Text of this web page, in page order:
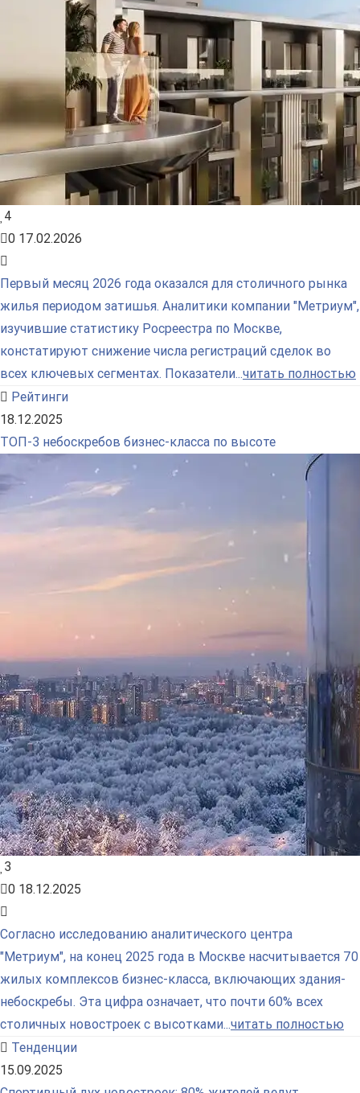
4
0 17.02.2026
Первый месяц 2026 года оказался для столичного рынка
жилья периодом затишья. Аналитики компании "Метриум",
изучившие статистику Росреестра по Москве,
констатируют снижение числа регистраций сделок во
всех ключевых сегментах. Показатели...читать полностью
Рейтинги
18.12.2025
ТОП-3 небоскребов бизнес-класса по высоте
3
0 18.12.2025
Согласно исследованию аналитического центра
"Метриум", на конец 2025 года в Москве насчитывается 70
жилых комплексов бизнес-класса, включающих здания-
небоскребы. Эта цифра означает, что почти 60% всех
столичных новостроек с высотками...читать полностью
Тенденции
15.09.2025